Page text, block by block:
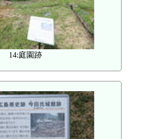
14:庭園跡